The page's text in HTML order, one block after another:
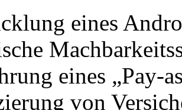
eines
eines „Pay-
von